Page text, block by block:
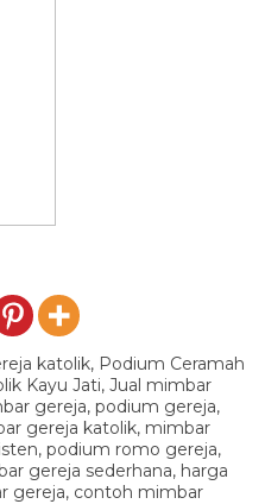
katolik, Podium Ceramah
Kayu Jati, Jual mimbar
gereja, podium gereja,
gereja katolik, mimbar
podium romo gereja,
gereja sederhana, harga
gereja, contoh mimbar